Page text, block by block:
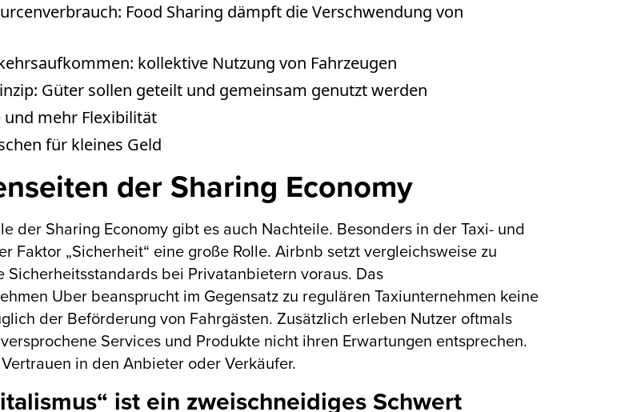
Food Sharing dämpft die Verschwendung von
kollektive Nutzung von Fahrzeugen
Güter sollen geteilt und gemeinsam genutzt werden
mehr Flexibilität
für kleines Geld
der Sharing Economy
der Sharing Economy gibt es auch Nachteile. Besonders in der Taxi- und
Faktor „Sicherheit“ eine große Rolle. Airbnb setzt vergleichsweise zu
Sicherheitsstandards bei Privatanbietern voraus. Das
Uber beansprucht im Gegensatz zu regulären Taxiunternehmen keine
der Beförderung von Fahrgästen. Zusätzlich erleben Nutzer oftmals
Services und Produkte nicht ihren Erwartungen entsprechen.
in den Anbieter oder Verkäufer.
ist ein zweischneidiges Schwert